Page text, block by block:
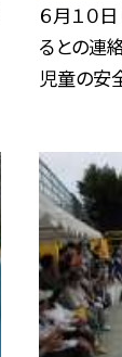
６月１０
るとの連
児童の安